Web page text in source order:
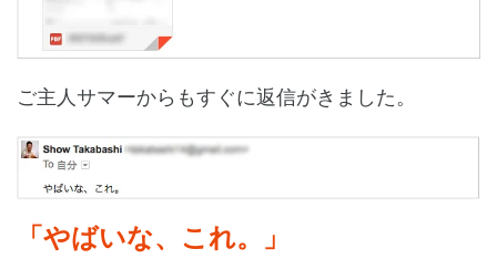
ご主人サマーからもすぐに返信がきました。
「やばいな、これ。」